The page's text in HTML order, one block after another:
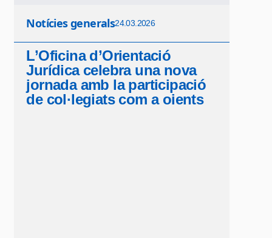
Notícies generals24.03.2026
L’Oficina d’Orientació
Jurídica celebra una nova
jornada amb la participació
de col·legiats com a oients